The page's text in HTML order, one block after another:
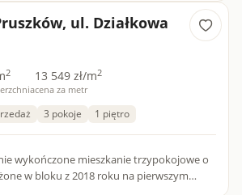
ul. Działkowa
2 13 549 zł/m2
cena za metr
3 pokoje 1 piętro
wykończone mieszkanie trzypokojowe o
w bloku z 2018 roku na pierwszym